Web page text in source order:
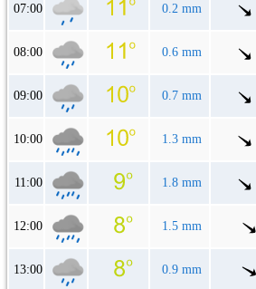
07:00 0.2 mm
08:00 0.6 mm
09:00 0.7 mm
10:00 1.3 mm
11:00 1.8 mm
12:00 1.5 mm
13:00 0.9 mm